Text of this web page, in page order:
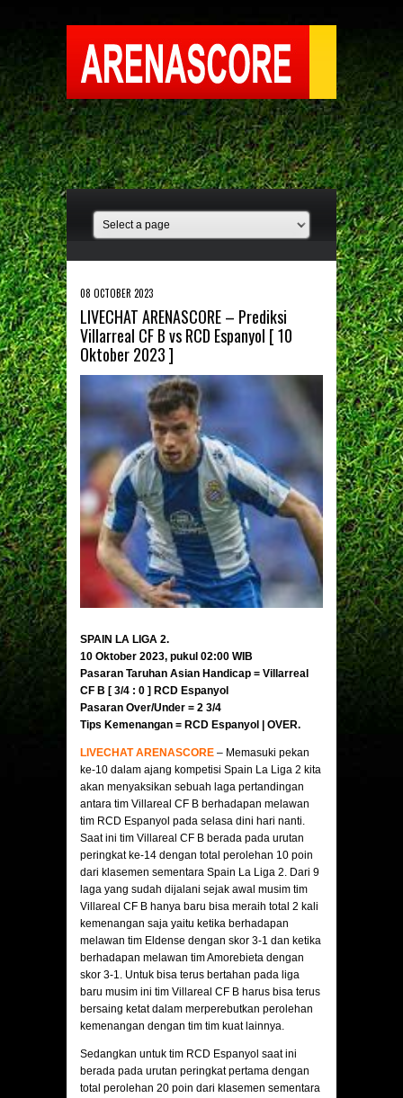
08 OCTOBER 2023
LIVECHAT ARENASCORE – Prediksi
Villarreal CF B vs RCD Espanyol [ 10
Oktober 2023 ]
SPAIN LA LIGA 2.
10 Oktober 2023, pukul 02:00 WIB
Pasaran Taruhan Asian Handicap = Villarreal
CF B [ 3/4 : 0 ] RCD Espanyol
Pasaran Over/Under = 2 3/4
Tips Kemenangan = RCD Espanyol | OVER.
LIVECHAT ARENASCORE – Memasuki pekan
ke-10 dalam ajang kompetisi Spain La Liga 2 kita
akan menyaksikan sebuah laga pertandingan
antara tim Villareal CF B berhadapan melawan
tim RCD Espanyol pada selasa dini hari nanti.
Saat ini tim Villareal CF B berada pada urutan
peringkat ke-14 dengan total perolehan 10 poin
dari klasemen sementara Spain La Liga 2. Dari 9
laga yang sudah dijalani sejak awal musim tim
Villareal CF B hanya baru bisa meraih total 2 kali
kemenangan saja yaitu ketika berhadapan
melawan tim Eldense dengan skor 3-1 dan ketika
berhadapan melawan tim Amorebieta dengan
skor 3-1. Untuk bisa terus bertahan pada liga
baru musim ini tim Villareal CF B harus bisa terus
bersaing ketat dalam merperebutkan perolehan
kemenangan dengan tim tim kuat lainnya.
Sedangkan untuk tim RCD Espanyol saat ini
berada pada urutan peringkat pertama dengan
total perolehan 20 poin dari klasemen sementara